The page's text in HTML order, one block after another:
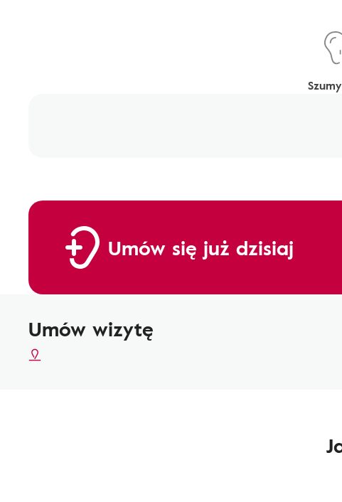
Umów się już dzisiaj
Umów wizytę